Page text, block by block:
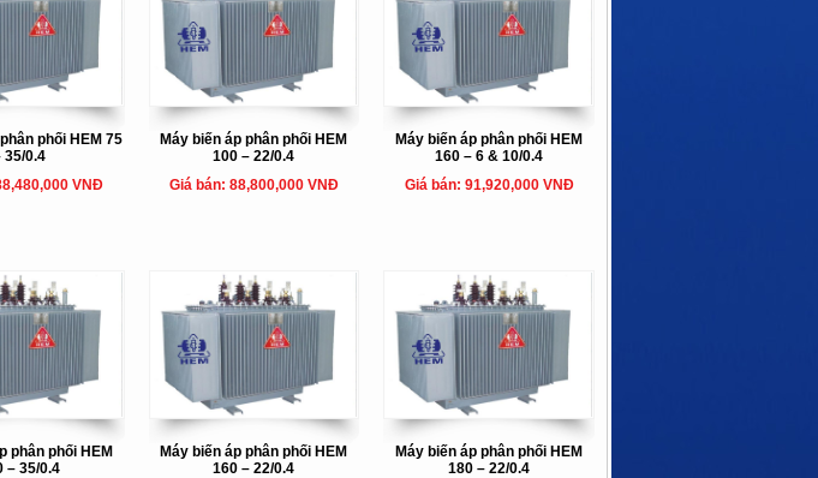
phối HEM 75
35/0.4
VNĐ
Máy biến áp phân phối HEM
100 – 22/0.4
Giá bán: 88,800,000 VNĐ
Máy biến áp phân phối HEM
160 – 6 & 10/0.4
Giá bán: 91,920,000 VNĐ
phân phối HEM
– 35/0.4
Máy biến áp phân phối HEM
160 – 22/0.4
Máy biến áp phân phối HEM
180 – 22/0.4